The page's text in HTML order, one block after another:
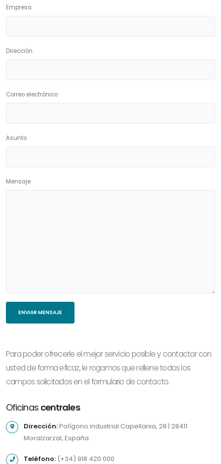
Empresa
Dirección
Correo electrónico
Asunto
Mensaje
Para poder ofrecerle el mejor servicio posible y contactar con
usted de forma eficaz, le rogamos que rellene todos los
campos solicitados en el formulario de contacto.
Oficinas centrales
Dirección:Polígono industrial Capellania, 28 | 28411
Moralzarzal, España
Teléfono: (+34) 918 420 000